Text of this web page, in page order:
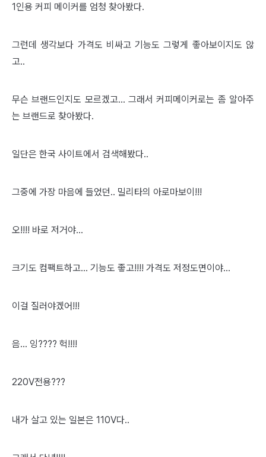
1인용 커피 메이커를 엄청 찾아봤다.
그런데 생각보다 가격도 비싸고 기능도 그렇게 좋아보이지도 않
고..
무슨 브랜드인지도 모르겠고... 그래서 커피메이커로는 좀 알아주
는 브랜드로 찾아봤다.
일단은 한국 사이트에서 검색해봤다..
그중에 가장 마음에 들었던.. 밀리타의 아로마보이!!!
오!!!! 바로 저거야...
크기도 컴팩트하고... 기능도 좋고!!!! 가격도 저정도면이야...
이걸 질러야겠어!!!
음... 잉???? 헉!!!!
220V전용???
내가 살고 있는 일본은 110V다..